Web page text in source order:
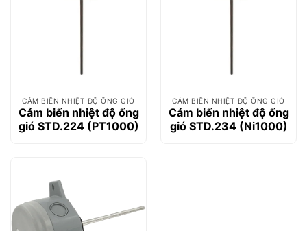
CẢM BIẾN NHIỆT ĐỘ ỐNG GIÓ
Cảm biến nhiệt độ ống
gió STD.224 (PT1000)
CẢM BIẾN NHIỆT ĐỘ ỐNG GIÓ
Cảm biến nhiệt độ ống
gió STD.234 (Ni1000)